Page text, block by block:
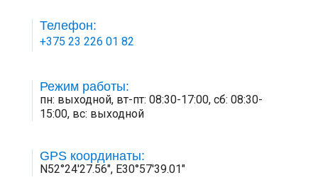
Телефон:
+375 23 226 01 82
Режим работы:
пн: выходной, вт-пт: 08:30-17:00, сб: 08:30-
15:00, вс: выходной
GPS координаты:
N52°24'27.56", E30°57'39.01"